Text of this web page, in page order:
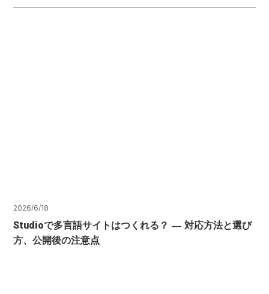
2026/6/18
Studioで多言語サイトはつくれる？ ― 対応方法と選び
方、公開後の注意点